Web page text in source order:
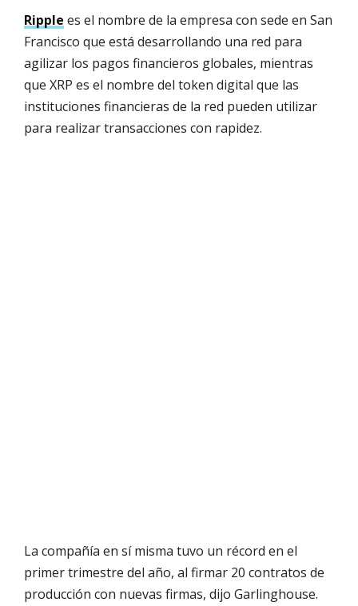
Ripple es el nombre de la empresa con sede en San
Francisco que está desarrollando una red para
agilizar los pagos financieros globales, mientras
que XRP es el nombre del token digital que las
instituciones financieras de la red pueden utilizar
para realizar transacciones con rapidez.
La compañía en sí misma tuvo un récord en el
primer trimestre del año, al firmar 20 contratos de
producción con nuevas firmas, dijo Garlinghouse.